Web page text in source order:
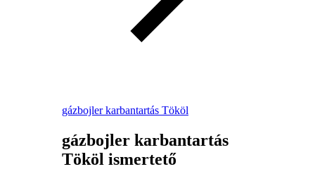
gázbojler karbantartás Tököl
gázbojler karbantartás
Tököl ismertető